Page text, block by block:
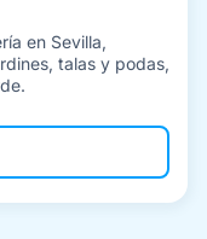
en Sevilla,
talas y podas,